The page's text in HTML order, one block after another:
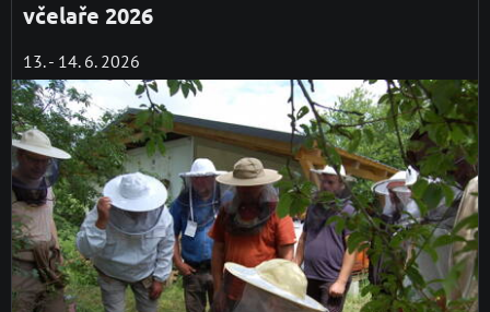
včelaře 2026
13. - 14. 6. 2026